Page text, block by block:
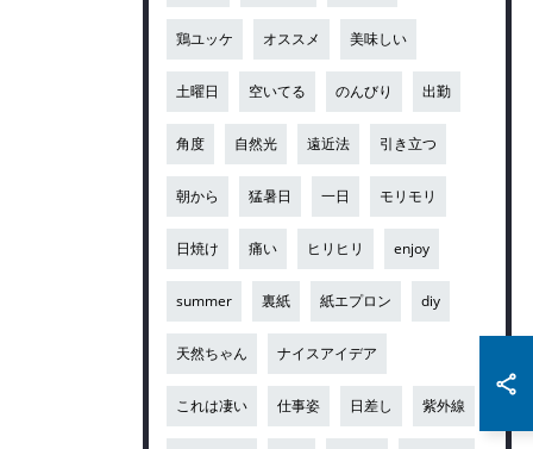
鶏ユッケ オススメ 美味しい
土曜日 空いてる のんびり 出勤
角度 自然光 遠近法 引き立つ
朝から 猛暑日 一日 モリモリ
日焼け 痛い ヒリヒリ enjoy
summer 裏紙 紙エプロン diy
天然ちゃん ナイスアイデア
これは凄い 仕事姿 日差し 紫外線